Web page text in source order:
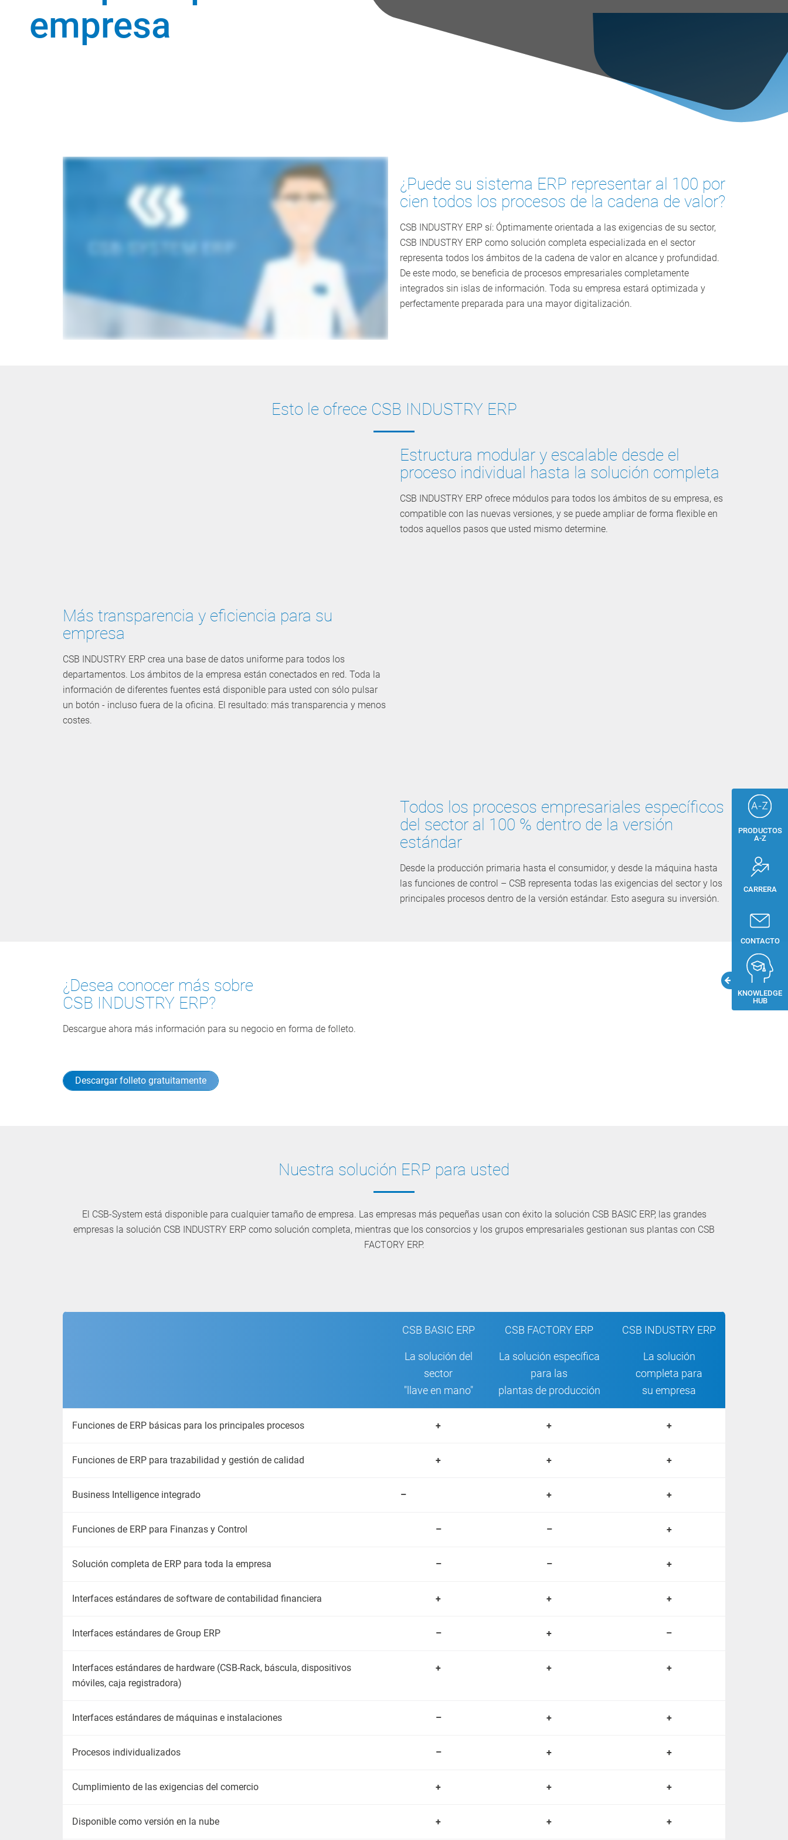
empresa
¿Puede su sistema ERP representar al 100 por
cien todos los procesos de la cadena de valor?
CSB INDUSTRY ERP sí: Óptimamente orientada a las exigencias de su sector,
CSB INDUSTRY ERP como solución completa especializada en el sector
representa todos los ámbitos de la cadena de valor en alcance y profundidad.
De este modo, se beneficia de procesos empresariales completamente
integrados sin islas de información. Toda su empresa estará optimizada y
perfectamente preparada para una mayor digitalización.
Esto le ofrece CSB INDUSTRY ERP
Estructura modular y escalable desde el
proceso individual hasta la solución completa
CSB INDUSTRY ERP ofrece módulos para todos los ámbitos de su empresa, es
compatible con las nuevas versiones, y se puede ampliar de forma flexible en
todos aquellos pasos que usted mismo determine.
Más transparencia y eficiencia para su
empresa
CSB INDUSTRY ERP crea una base de datos uniforme para todos los
departamentos. Los ámbitos de la empresa están conectados en red. Toda la
información de diferentes fuentes está disponible para usted con sólo pulsar
un botón - incluso fuera de la oficina. El resultado: más transparencia y menos
costes.
Todos los procesos empresariales específicos
del sector al 100 % dentro de la versión
estándar
Desde la producción primaria hasta el consumidor, y desde la máquina hasta
las funciones de control – CSB representa todas las exigencias del sector y los
principales procesos dentro de la versión estándar. Esto asegura su inversión.
¿Desea conocer más sobre
CSB INDUSTRY ERP?
Descargue ahora más información para su negocio en forma de folleto.
Descargar folleto gratuitamente
Nuestra solución ERP para usted
El CSB-System está disponible para cualquier tamaño de empresa. Las empresas más pequeñas usan con éxito la solución CSB BASIC ERP, las grandes
empresas la solución CSB INDUSTRY ERP como solución completa, mientras que los consorcios y los grupos empresariales gestionan sus plantas con CSB
FACTORY ERP.
CSB BASIC ERP
La solución del
sector
"llave en mano"
CSB FACTORY ERP
La solución específica
para las
plantas de producción
CSB INDUSTRY ERP
La solución
completa para
su empresa
Funciones de ERP básicas para los principales procesos + + +
Funciones de ERP para trazabilidad y gestión de calidad + + +
Business Intelligence integrado – + +
Funciones de ERP para Finanzas y Control – – +
Solución completa de ERP para toda la empresa – – +
Interfaces estándares de software de contabilidad financiera + + +
Interfaces estándares de Group ERP – + –
Interfaces estándares de hardware (CSB-Rack, báscula, dispositivos
móviles, caja registradora)
+ + +
Interfaces estándares de máquinas e instalaciones – + +
Procesos individualizados – + +
Cumplimiento de las exigencias del comercio + + +
Disponible como versión en la nube + + +
PRODUCTOS
A-Z
CARRERA
CONTACTO
KNOWLEDGE
HUB